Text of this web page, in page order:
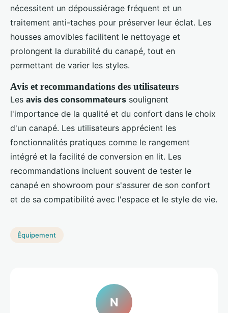
nécessitent un dépoussiérage fréquent et un
traitement anti-taches pour préserver leur éclat. Les
housses amovibles facilitent le nettoyage et
prolongent la durabilité du canapé, tout en
permettant de varier les styles.
Avis et recommandations des utilisateurs
Les avis des consommateurs soulignent
l'importance de la qualité et du confort dans le choix
d'un canapé. Les utilisateurs apprécient les
fonctionnalités pratiques comme le rangement
intégré et la facilité de conversion en lit. Les
recommandations incluent souvent de tester le
canapé en showroom pour s'assurer de son confort
et de sa compatibilité avec l'espace et le style de vie.
Équipement
N